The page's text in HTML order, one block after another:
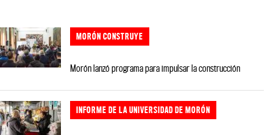
MORÓN CONSTRUYE
Morón lanzó programa para impulsar la construcción
INFORME DE LA UNIVERSIDAD DE MORÓN